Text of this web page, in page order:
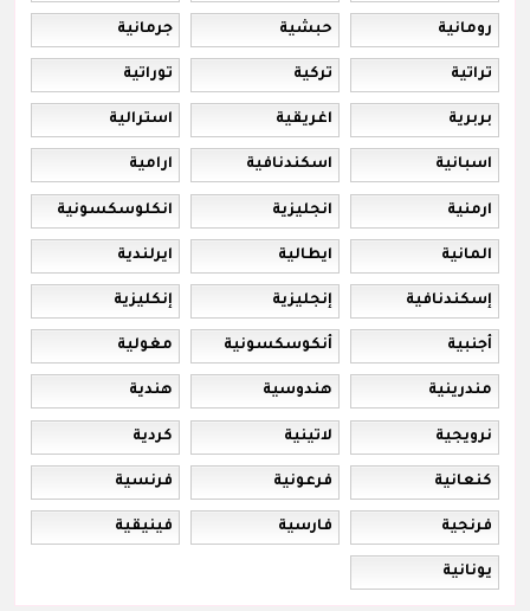
رومانية حبشية جرمانية
تراتية تركية توراتية
بربرية اغريقية استرالية
اسبانية اسكندنافية ارامية
ارمنية انجليزية انكلوسكسونية
المانية ايطالية ايرلندية
إسكندنافية إنجليزية إنكليزية
أجنبية أنكوسكسونية مغولية
مندرينية هندوسية هندية
نرويجية لاتينية كردية
كنعانية فرعونية فرنسية
فرنجية فارسية فينيقية
يونانية